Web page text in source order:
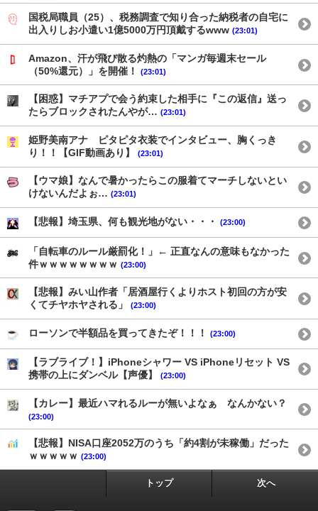
国税局職員（25）、税務調査で知り合った納税者の自宅に
出入りしお小遣い1億5000万円頂戴するwww (23:01)
Amazon、汗が飛び散る灼熱の「マンガ毎週末セール
（50%還元）」を開催！
(23:01)
【困惑】マチアプで会う約束した相手に『この返信』送っ
たらブロックされたんやが… (23:01)
姫野美南アナ ピタピタ衣装でインタビュー、胸くっき
り！！【GIF動画あり】
(23:01)
【ウマ娘】なんで暑かったらこの服着てマーチしないとい
けないんだよぉ… (23:01)
【悲報】埼玉県、何も観光地がない・・・ (23:00)
「自転車のルール厳罰化！」← 正直なんの意味もなかった
件ｗｗｗｗｗｗｗｗ (23:00)
【悲報】みい山作者「居酒屋行くよりホスト初回の方が安
くてチヤホヤされる」
(23:00)
ローソンで半額品を買ってきたぞ！！！ (23:00)
【ラブライブ！】iPhoneシャワー VS iPhoneリセット VS
携帯の上にダンベル【声優】
(23:00)
【カレー】最近ハマれるルーが無いよなぁ なんかない？
(23:00)
【悲報】NISA口座2052万のうち「約4割が未稼働」だった
ｗｗｗｗｗ (23:00)
トップ 次へ